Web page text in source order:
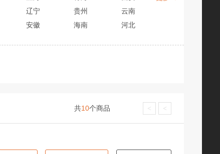
辽宁 贵州
云南
安徽 海南
河北
< <
共10个商品